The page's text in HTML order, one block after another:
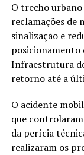
O trecho urbano
reclamações de
sinalização e
posicionamento
Infraestrutura
retorno até a
O acidente
que
da perícia
realizaram os